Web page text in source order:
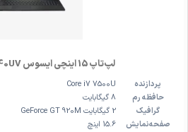
لپ‌تاپ 15 اینچی ایسوس P2540UV - مدل A
پردازنده
Core i7 7500U
حافظه رم
8 گیگابایت
گرافیک
2 گیگابایت GeForce GT 920M
صفحه‌نمایش
15.6 اینچ